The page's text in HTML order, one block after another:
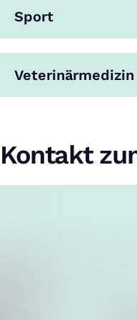
Sport
Veterinärmedizin
Kontakt